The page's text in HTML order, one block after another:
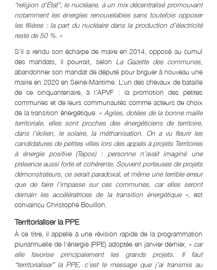
“religion d’État”, le nucléaire, à un mix décentralisé promouvant
notamment les énergies renouvelables sans toutefois opposer
les filières : la part du nucléaire dans la production d’électricité
reste de 50 %. »
S’il a rendu son écharpe de maire en 2014, opposé au cumul
des mandats, il pourrait, selon La Gazette des communes,
abandonner son mandat de député pour briguer à nouveau une
mairie en 2020 en Seine-Maritime. L’un des chevaux de bataille
de ce cinquantenaire, à l’APVF : la promotion des petites
communes et de leurs communautés comme acteurs de choix
de la transition énergétique. « Agiles, dotées de la bonne maille
territoriale, elles sont proches des énergéticiens de territoire,
dans l’éolien, le solaire, la méthanisation. On a vu fleurir les
candidatures de petites villes lors des appels à projets Territoires
à énergie positive (Tepos) : personne n’avait imaginé une
présence aussi forte et cohérente. Souvent porteuses de projets
démonstrateurs, ce serait paradoxal, et même une terrible erreur
que de faire l’impasse sur ces communes, car elles seront
demain les accélératrices de la transition énergétique », est
convaincu Christophe Bouillon.
Territorialiser la PPE
À ce titre, il appelle à une révision rapide de la programmation
pluriannuelle de l’énergie (PPE) adoptée en janvier dernier, « car
elle favorise principalement les grands projets. Il faut
“territorialiser” la PPE, c’est le message que j’ai transmis au